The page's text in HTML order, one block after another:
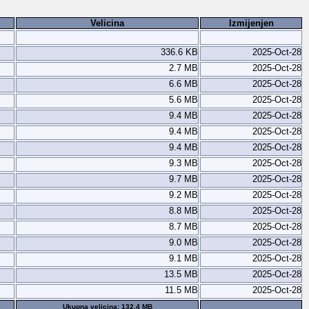
Velicina
Izmijenjen
336.6 KB
2025-Oct-28
2.7 MB
2025-Oct-28
6.6 MB
2025-Oct-28
5.6 MB
2025-Oct-28
9.4 MB
2025-Oct-28
9.4 MB
2025-Oct-28
9.4 MB
2025-Oct-28
9.3 MB
2025-Oct-28
9.7 MB
2025-Oct-28
9.2 MB
2025-Oct-28
8.8 MB
2025-Oct-28
8.7 MB
2025-Oct-28
9.0 MB
2025-Oct-28
9.1 MB
2025-Oct-28
13.5 MB
2025-Oct-28
11.5 MB 2025-Oct-28
Ukupna velicina: 132.4 MB